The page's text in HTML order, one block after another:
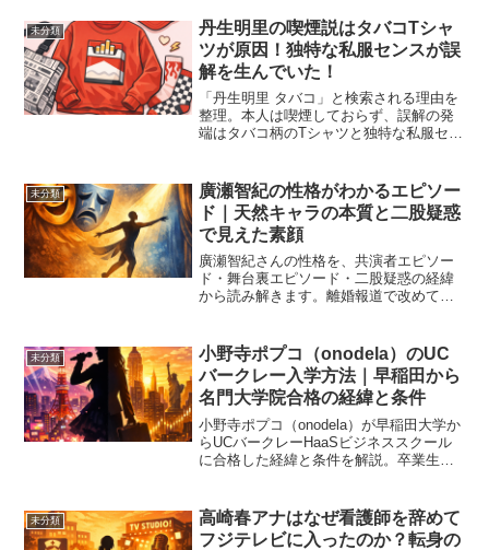
未分類
丹生明里の喫煙説はタバコTシャ
ツが原因！独特な私服センスが誤
解を生んでいた！
「丹生明里 タバコ」と検索される理由を
整理。本人は喫煙しておらず、誤解の発
端はタバコ柄のTシャツと独特な私服セン
未分類
廣瀬智紀の性格がわかるエピソー
ド｜天然キャラの本質と二股疑惑
で見えた素顔
廣瀬智紀さんの性格を、共演者エピソー
ド・舞台裏エピソード・二股疑惑の経緯
から読み解きます。離婚報道で改めて注
未分類
小野寺ポプコ（onodela）のUC
バークレー入学方法｜早稲田から
名門大学院合格の経緯と条件
小野寺ポプコ（onodela）が早稲田大学か
らUCバークレーHaaSビジネススクール
に合格した経緯と条件を解説。卒業生代
未分類
高崎春アナはなぜ看護師を辞めて
フジテレビに入ったのか？転身の